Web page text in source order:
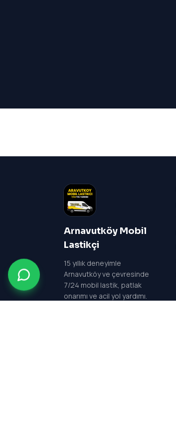
Arnavutköy Mobil
Lastikçi
15 yıllık deneyimle
Arnavutköy ve çevresinde
7/24 mobil lastik, patlak
onarımı ve acil yol yardımı.